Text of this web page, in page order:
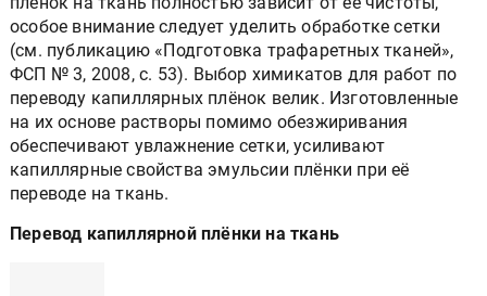
особое внимание следует уделить обработке сетки
(см. публикацию «Подготовка трафаретных тканей»,
ФСП № 3, 2008, с. 53). Выбор химикатов для работ по
переводу капиллярных плёнок велик. Изготовленные
на их основе растворы помимо обезжиривания
обеспечивают увлажнение сетки, усиливают
капиллярные свойства эмульсии плёнки при её
переводе на ткань.
Перевод капиллярной плёнки на ткань